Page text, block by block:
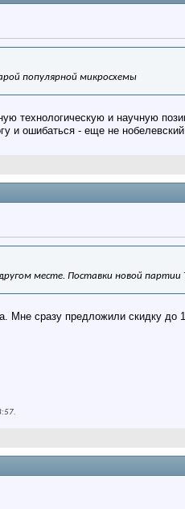
популярной микросхемы
технологическую и научную
и ошибаться - еще не
месте. Поставки новой партии
Мне сразу предложили скидку до
.